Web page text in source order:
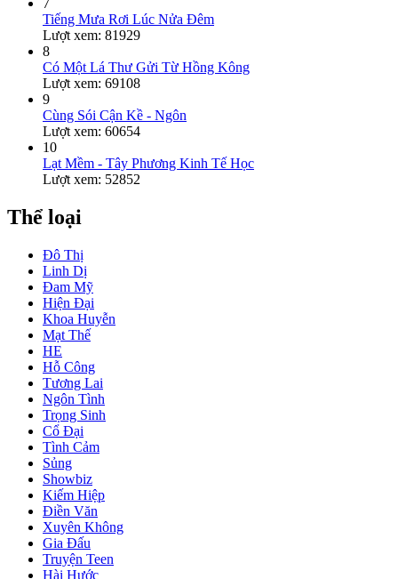
7
Tiếng Mưa Rơi Lúc Nửa Đêm
Lượt xem: 81929
8
Có Một Lá Thư Gửi Từ Hồng Kông
Lượt xem: 69108
9
Cùng Sói Cận Kề - Ngôn
Lượt xem: 60654
10
Lạt Mềm - Tây Phương Kinh Tế Học
Lượt xem: 52852
Thể loại
Đô Thị
Linh Dị
Đam Mỹ
Hiện Đại
Khoa Huyễn
Mạt Thế
HE
Hỗ Công
Tương Lai
Ngôn Tình
Trọng Sinh
Cổ Đại
Tình Cảm
Sủng
Showbiz
Kiếm Hiệp
Điền Văn
Xuyên Không
Gia Đấu
Truyện Teen
Hài Hước